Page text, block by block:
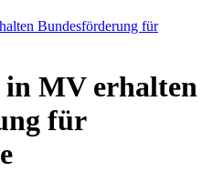
Bundesförderung für
in MV erhalten
für